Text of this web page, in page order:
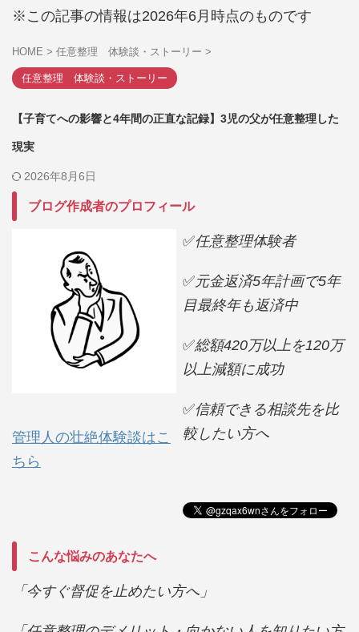
※この記事の情報は2026年6月時点のものです
HOME > 任意整理 体験談・ストーリー >
任意整理 体験談・ストーリー
【子育てへの影響と4年間の正直な記録】3児の父が任意整理した
現実
2026年8月6日
ブログ作成者のプロフィール
管理人の壮絶体験談はこ
ちら
✅任意整理体験者
✅元金返済5年計画で5年
目最終年も返済中
✅総額420万以上を120万
以上減額に成功
✅信頼できる相談先を比
較したい方へ
こんな悩みのあなたへ
「今すぐ督促を止めたい方へ」